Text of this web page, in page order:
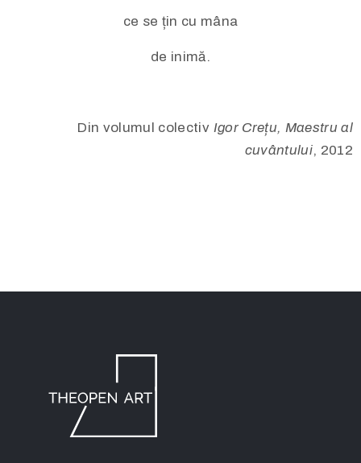
ce se țin cu mâna
de inimă.
Din volumul colectiv Igor Crețu, Maestru al
cuvântului, 2012